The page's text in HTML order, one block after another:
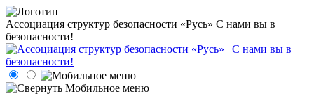
Ассоциация структур безопасности «Русь» С нами вы в
безопасности!